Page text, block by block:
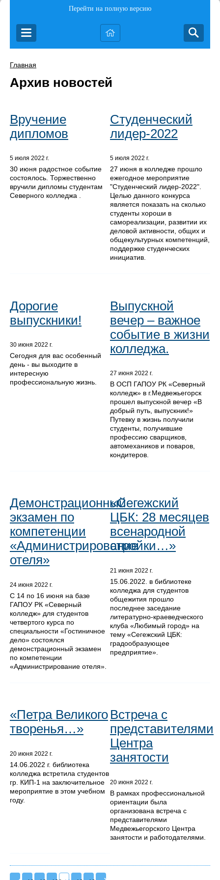
Перейти на полную версию
Главная
Архив новостей
Вручение
дипломов
5 июля 2022 г.
30 июня радостное событие
состоялось. Торжественно
вручили дипломы студентам
Северного колледжа .
Студенческий
лидер-2022
5 июля 2022 г.
27 июня в колледже прошло
ежегодное мероприятие
"Студенческий лидер-2022".
Целью данного конкурса
является показать на сколько
студенты хороши в
самореализации, развитии их
деловой активности, общих и
общекультурных компетенций,
поддержке студенческих
инициатив.
Дорогие
выпускники!
30 июня 2022 г.
Сегодня для вас особенный
день - вы выходите в
интересную
профессиональную жизнь.
Выпускной
вечер – важное
событие в жизни
колледжа.
27 июня 2022 г.
В ОСП ГАПОУ РК «Северный
колледж» в г.Медвежьегорск
прошел выпускной вечер «В
добрый путь, выпускник!»
Путевку в жизнь получили
студенты, получившие
профессию сварщиков,
автомехаников и поваров,
кондитеров.
Демонстрационный
экзамен по
компетенции
«Администрирование
отеля»
24 июня 2022 г.
С 14 по 16 июня на базе
ГАПОУ РК «Северный
колледж» для студентов
четвертого курса по
специальности «Гостиничное
дело» состоялся
демонстрационный экзамен
по компетенции
«Администрирование отеля».
«Сегежский
ЦБК: 28 месяцев
всенародной
стройки…»
21 июня 2022 г.
15.06.2022. в библиотеке
колледжа для студентов
общежития прошло
последнее заседание
литературно-краеведческого
клуба «Любимый город» на
тему «Сегежский ЦБК:
градообразующее
предприятие».
«Петра Великого
творенья…»
20 июня 2022 г.
14.06.2022 г. библиотека
колледжа встретила студентов
гр. КИП-1 на заключительное
мероприятие в этом учебном
году.
Встреча с
представителями
Центра
занятости
20 июня 2022 г.
В рамках профессиональной
ориентации была
организована встреча с
представителями
Медвежьегорского Центра
занятости и работодателями.